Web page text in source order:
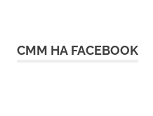
СММ НА FACEBOOK